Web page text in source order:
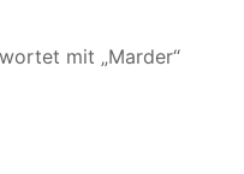
mit „Marder“